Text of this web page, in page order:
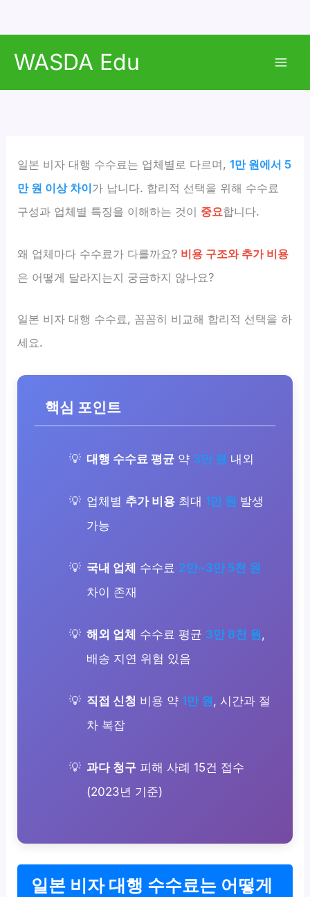
WASDA Edu
일본 비자 대행 수수료는 업체별로 다르며,1만 원에서 5
만 원 이상 차이가 납니다. 합리적 선택을 위해 수수료
구성과 업체별 특징을 이해하는 것이 중요합니다.
왜 업체마다 수수료가 다를까요? 비용 구조와 추가 비용
은 어떻게 달라지는지 궁금하지 않나요?
일본 비자 대행 수수료, 꼼꼼히 비교해 합리적 선택을 하
세요.
핵심 포인트
대행 수수료 평균약 3만 원 내외
업체별 추가 비용최대 1만 원 발생
가능
국내 업체 수수료 2만~3만 5천 원
차이 존재
해외 업체 수수료 평균 3만 8천 원 ,
배송 지연 위험 있음
직접 신청 비용 약 1만 원 , 시간과 절
차 복잡
과다 청구피해 사례 15건 접수
(2023년 기준)
일본 비자 대행 수수료는 어떻게